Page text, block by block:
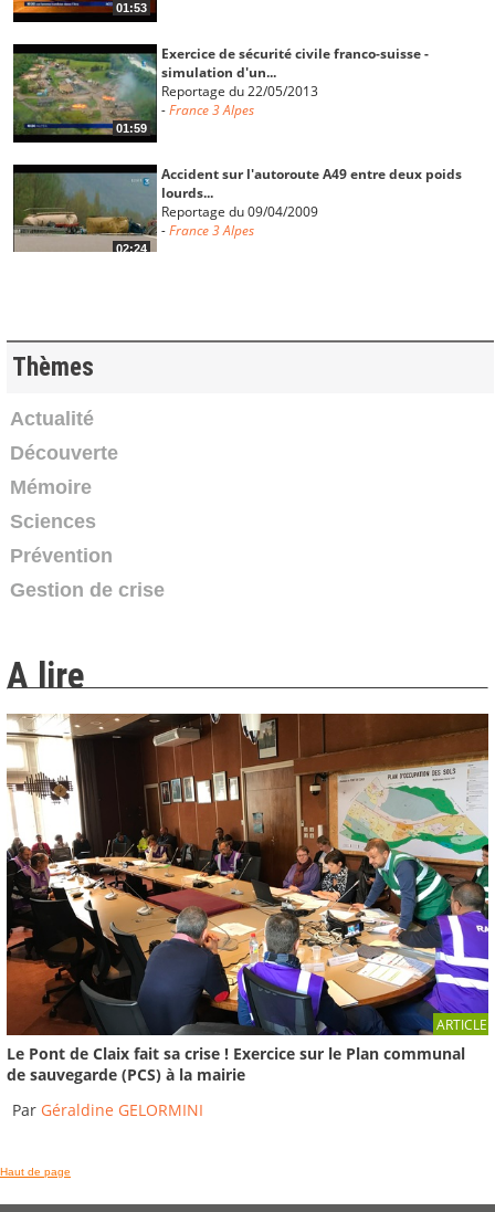
01:53
01:59
Exercice de sécurité civile franco-suisse -
simulation d'un...
Reportage du 22/05/2013
-France 3 Alpes
02:24
Accident sur l'autoroute A49 entre deux poids
lourds...
Reportage du 09/04/2009
-France 3 Alpes
03:29
Reportage du 13/03/2017
-France 3 Rhône-Alpes
02:16
Exercice Plan Communal de Sauvegarde à
Champ-sur-Drac
Reportage du 04/07/2023
-France 3 Alpes
03:22
Séismes - épisode 4 : la vulnérabilité
2016-France 3 Alpes
03:23
Séismes - épisode 3 : les origines
2016-France 3 Alpes
Thèmes
Actualité
Découverte
Mémoire
Sciences
Prévention
Gestion de crise
A lire
ARTICLE
Le Pont de Claix fait sa crise ! Exercice sur le Plan communal
de sauvegarde (PCS) à la mairie
Par Géraldine GELORMINI
Haut de page